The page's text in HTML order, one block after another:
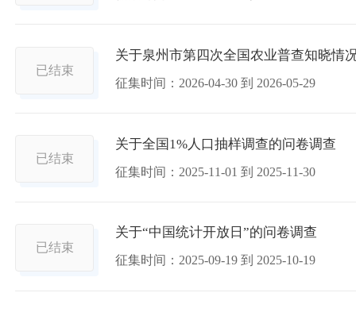
已结束
关于泉州市第四次全国农业普查知晓情
征集时间： 2026-04-30 到 2026-05-29
已结束
关于全国1%人口抽样调查的问卷调查
征集时间： 2025-11-01 到 2025-11-30
已结束
关于“中国统计开放日”的问卷调查
征集时间： 2025-09-19 到 2025-10-19